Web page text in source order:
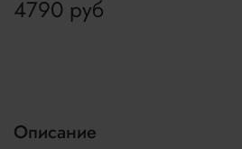
4790 руб
Описание